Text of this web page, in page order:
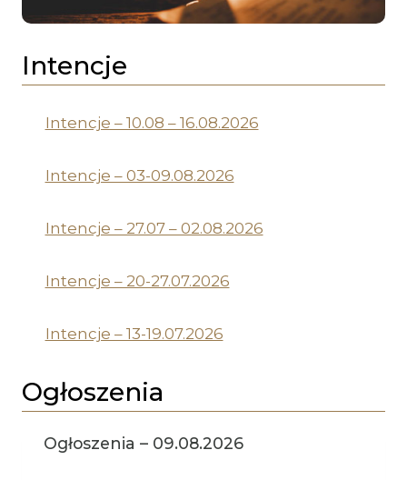
Intencje
Intencje – 10.08 – 16.08.2026
Intencje – 03-09.08.2026
Intencje – 27.07 – 02.08.2026
Intencje – 20-27.07.2026
Intencje – 13-19.07.2026
Ogłoszenia
Ogłoszenia – 09.08.2026